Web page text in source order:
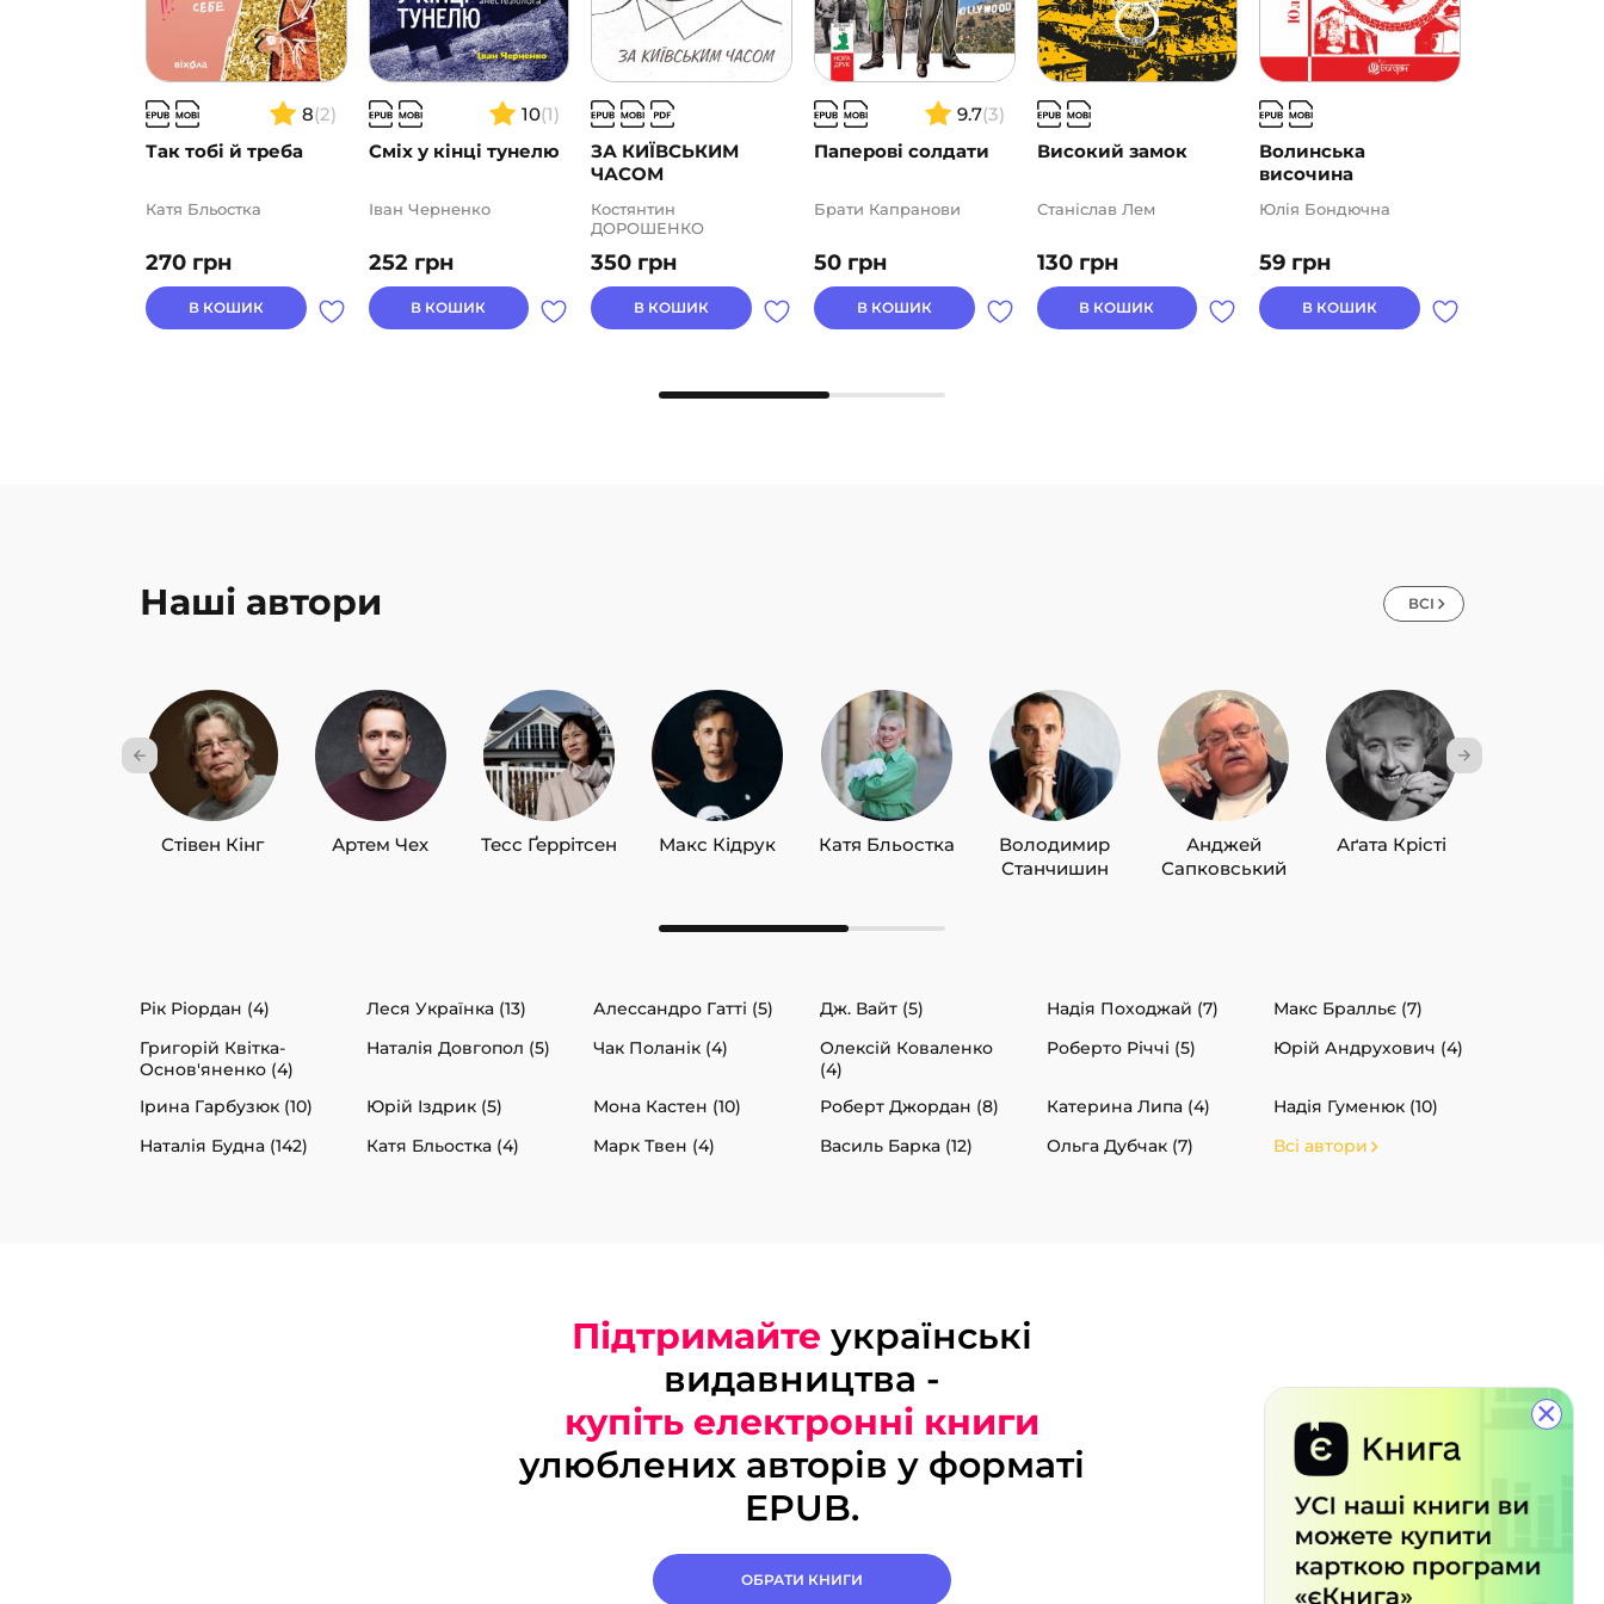
×
8(2)
Так тобі й треба
270 грн
Катя Бльостка
В КОШИК
10(1)
Сміх у кінці тунелю
252 грн
Іван Черненко
В КОШИК
ЗА КИЇВСЬКИМ
ЧАСОМ
350 грн
Костянтин
ДОРОШЕНКО
В КОШИК
9.7(3)
Паперові солдати
50 грн
Брати Капранови
В КОШИК
Високий замок
130 грн
Станіслав Лем
В КОШИК
Волинська
височина
59 грн
Юлія Бондючна
В КОШИК
Наші автори ВСІ
Стівен Кінг Артем Чех Тесс Ґеррітсен Макс Кідрук Катя Бльостка
Володимир
Станчишин
Анджей
Сапковський
Аґата Крісті
Рік Ріордан (4) Леся Українка (13) Алессандро Гатті (5) Дж. Вайт (5) Надія Походжай (7)
Макс Бралльє (7)
Григорій Квітка-
Основ'яненко (4)
Наталія Довгопол (5) Чак Поланік (4)
Олексій Коваленко
(4)
Роберто Річчі (5) Юрій Андрухович (4)
Ірина Гарбузюк (10) Юрій Іздрик (5) Мона Кастен (10) Роберт Джордан (8) Катерина Липа (4)
Надія Гуменюк (10)
Наталія Будна (142)
Катя Бльостка (4) Марк Твен (4) Василь Барка (12) Ольга Дубчак (7) Всі автори
Підтримайте українські
видавництва -
купіть електронні книги
улюблених авторів у форматі
EPUB.
ОБРАТИ КНИГИ